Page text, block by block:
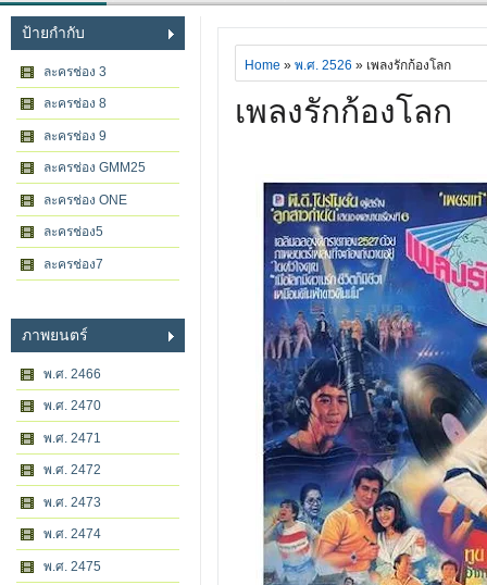
ป้ายกำกับ
ละครช่อง 3
ละครช่อง 8
ละครช่อง 9
ละครช่อง GMM25
ละครช่อง ONE
ละครช่อง5
ละครช่อง7
ภาพยนตร์
พ.ศ. 2466
พ.ศ. 2470
พ.ศ. 2471
พ.ศ. 2472
พ.ศ. 2473
พ.ศ. 2474
พ.ศ. 2475
Home » พ.ศ. 2526 » เพลงรักก้องโลก
เพลงรักก้องโลก